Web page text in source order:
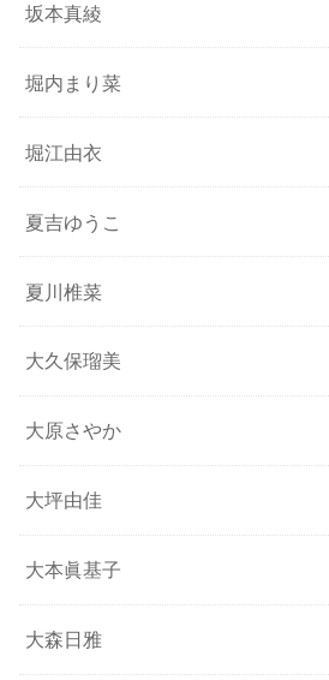
坂本真綾
堀内まり菜
堀江由衣
夏吉ゆうこ
夏川椎菜
大久保瑠美
大原さやか
大坪由佳
大本眞基子
大森日雅